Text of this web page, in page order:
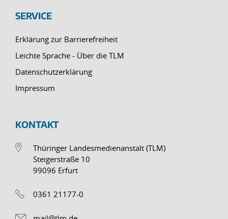
SERVICE
Erklärung zur Barrierefreiheit
Leichte Sprache - Über die TLM
Datenschutzerklärung
Impressum
KONTAKT
Thüringer Landesmedienanstalt (TLM)
Steigerstraße 10
99096 Erfurt
0361 21177-0